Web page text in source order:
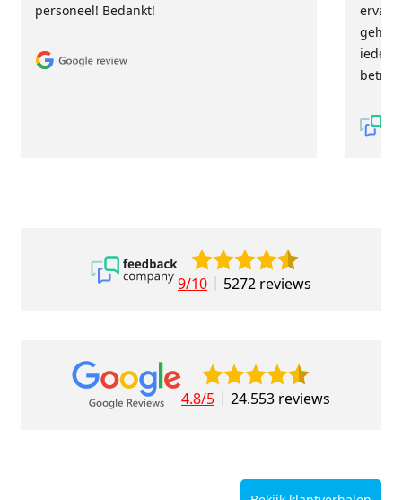
personeel! Bedankt!
9/10 5272 reviews
4.8/5 24.553 reviews